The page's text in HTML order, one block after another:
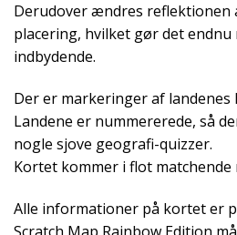
Derudover ændres
placering, hvilket gør det
indbydende.
Der er markeringer af landenes
Landene er nummererede, så
nogle sjove geografi-quizzer.
Kortet kommer i flot matchende
Alle informationer på kortet er